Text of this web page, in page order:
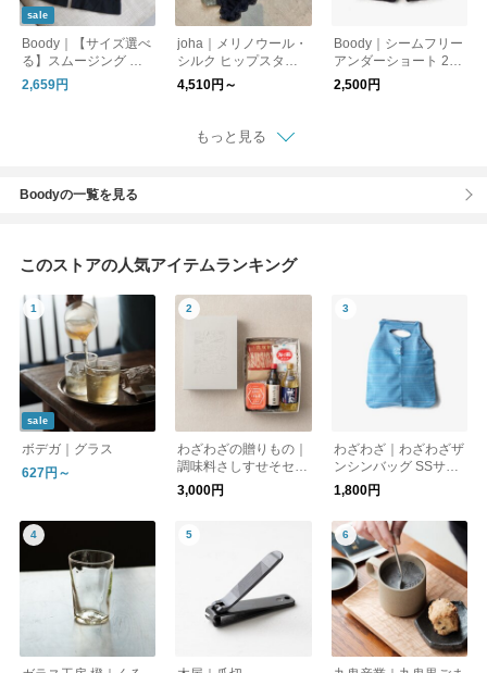
sale
Boody｜【サイズ選べ
る】スムージング シ
ョートパンツ ボクサ
ーパンツ シームレス
2,659円
joha｜メリノウール・
シルク ヒップスター
（ショーツ）
4,510円～
Boody｜シームフリー
アンダーショート 2イ
ンチ
2,500円
もっと見る
Boodyの一覧を見る
このストアの人気アイテムランキング
sale
ボデガ｜グラス
627円～
わざわざの贈りもの｜
調味料さしすせそセッ
ト【ギフト】
3,000円
わざわざ｜わざわざザ
ンシンバッグ SSサイ
ズ 【エコバッグ】
【バッグ】
1,800円